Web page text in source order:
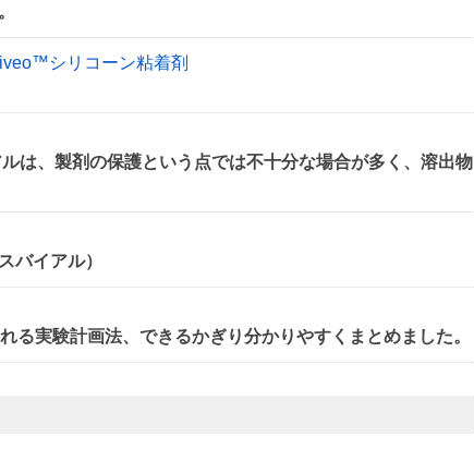
シリコーン粘着剤
は、製剤の保護という点では不十分な場合が多く、溶出物
バイアル）
実験計画法、できるかぎり分かりやすくまとめました。